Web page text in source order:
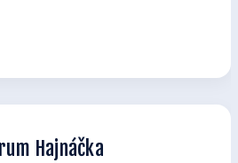
Hajnáčka